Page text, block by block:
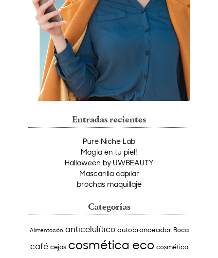
Entradas recientes
Pure Niche Lab
Magia en tu piel!
Halloween by UWBEAUTY
Mascarilla capilar
brochas maquillaje
Categorías
Alimentación anticelulítico autobronceador Boca
café cejas cosmética eco cosmética